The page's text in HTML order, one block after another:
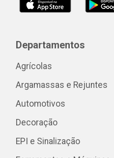
Departamentos
Agrícolas
Argamassas e Rejuntes
Automotivos
Decoração
EPI e Sinalização